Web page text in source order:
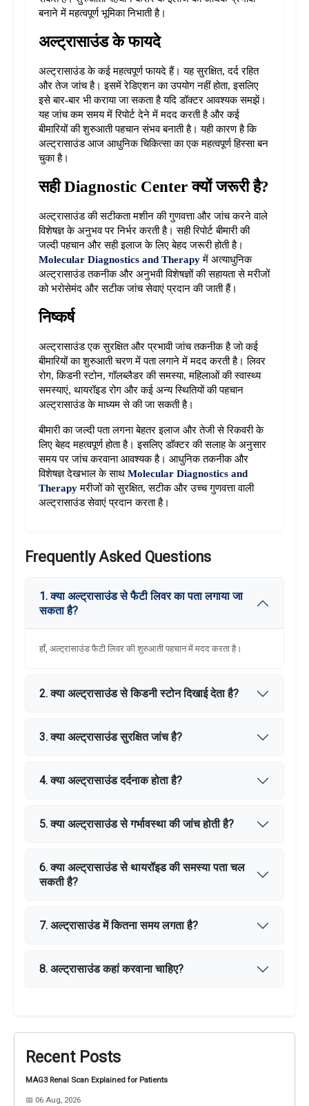
बनाने में महत्वपूर्ण भूमिका निभाती है।
अल्ट्रासाउंड के फायदे
अल्ट्रासाउंड के कई महत्वपूर्ण फायदे हैं। यह सुरक्षित, दर्द रहित
और तेज जांच है। इसमें रेडिएशन का उपयोग नहीं होता, इसलिए
यह जांच कम समय में रिपोर्ट देने में मदद करती है और कई
बीमारियों की शुरुआती पहचान संभव बनाती है। यही कारण है कि
अल्ट्रासाउंड आज आधुनिक चिकित्सा का एक महत्वपूर्ण हिस्सा बन
चुका है।
सही Diagnostic Center क्यों जरूरी है?
अल्ट्रासाउंड की सटीकता मशीन की गुणवत्ता और जांच करने वाले
विशेषज्ञ के अनुभव पर निर्भर करती है। सही रिपोर्ट बीमारी की
Molecular Diagnostics and Therapy में अत्याधुनिक
अल्ट्रासाउंड तकनीक और अनुभवी विशेषज्ञों की सहायता से मरीजों
को भरोसेमंद और सटीक जांच सेवाएं प्रदान की जाती हैं।
निष्कर्ष
अल्ट्रासाउंड एक सुरक्षित और प्रभावी जांच तकनीक है जो कई
बीमारियों का शुरुआती चरण में पता लगाने में मदद करती है। लिवर
रोग, किडनी स्टोन, गॉलब्लैडर की समस्या, महिलाओं की स्वास्थ्य
समस्याएं, थायरॉइड रोग और कई अन्य स्थितियों की पहचान
अल्ट्रासाउंड के माध्यम से की जा सकती है।
बीमारी का जल्दी पता लगना बेहतर इलाज और तेजी से रिकवरी के
लिए बेहद महत्वपूर्ण होता है। इसलिए डॉक्टर की सलाह के अनुसार
समय पर जांच करवाना आवश्यक है। आधुनिक तकनीक और
विशेषज्ञ देखभाल के साथ Molecular Diagnostics and
Therapy मरीजों को सुरक्षित, सटीक और उच्च गुणवत्ता वाली
अल्ट्रासाउंड सेवाएं प्रदान करता है।
Frequently Asked Questions
1. क्या अल्ट्रासाउंड से फैटी लिवर का पता लगाया जा
सकता है?
हाँ, अल्ट्रासाउंड फैटी लिवर की शुरुआती पहचान में मदद करता है।
2. क्या अल्ट्रासाउंड से किडनी स्टोन दिखाई देता है?
3. क्या अल्ट्रासाउंड सुरक्षित जांच है?
4. क्या अल्ट्रासाउंड दर्दनाक होता है?
5. क्या अल्ट्रासाउंड से गर्भावस्था की जांच होती है?
6. क्या अल्ट्रासाउंड से थायरॉइड की समस्या पता चल
सकती है?
7. अल्ट्रासाउंड में कितना समय लगता है?
8. अल्ट्रासाउंड कहां करवाना चाहिए?
Recent Posts
MAG3 Renal Scan Explained for Patients
📅 06 Aug, 2026